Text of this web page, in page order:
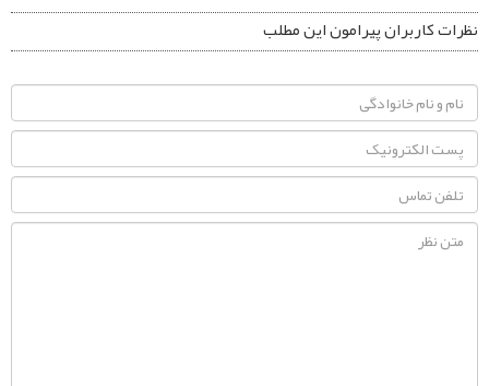
نظرات کاربران پیرامون این مطلب